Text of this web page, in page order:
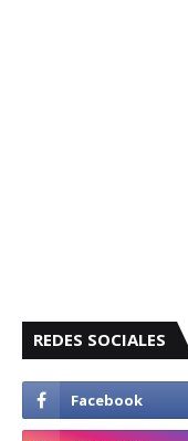
REDES SOCIALES